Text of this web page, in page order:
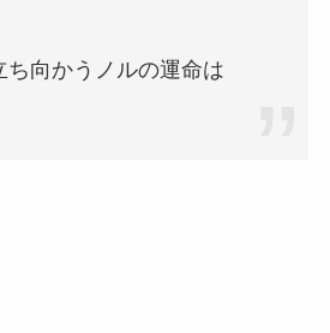
ち向かうノルの運命は